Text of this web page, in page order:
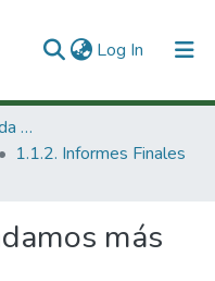
Log In (current)
1. Investigación Financiada con Recursos Públicos
1.1.2. Informes Finales
más